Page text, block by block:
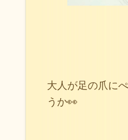
大人が足の爪に
うか👀